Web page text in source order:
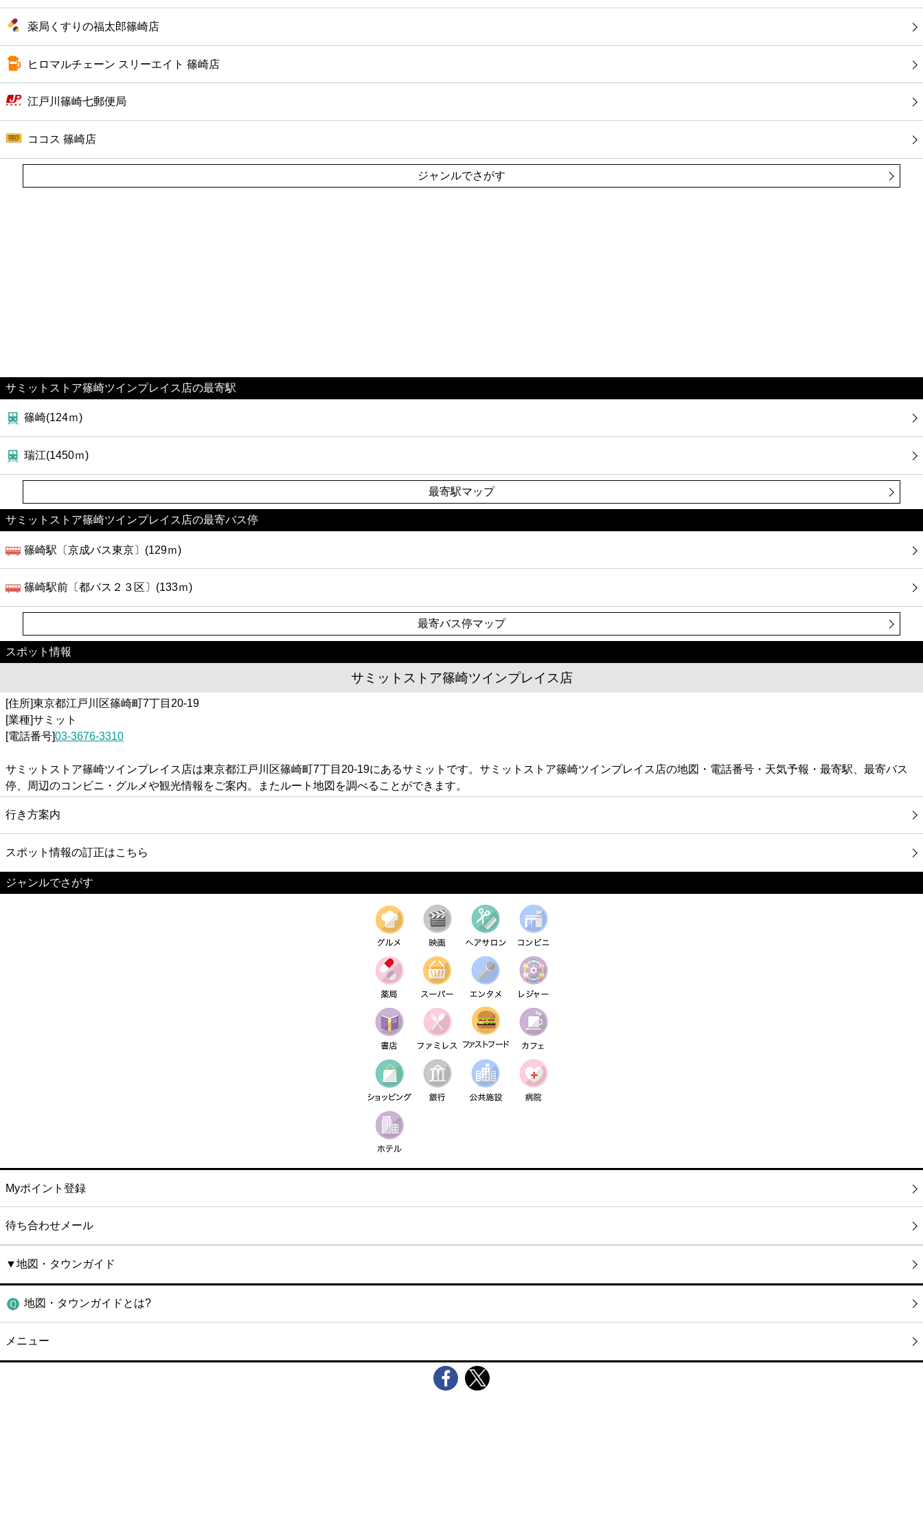
薬局くすりの福太郎篠崎店
ヒロマルチェーン スリーエイト 篠崎店
江戸川篠崎七郵便局
ココス 篠崎店
ジャンルでさがす
サミットストア篠崎ツインプレイス店の最寄駅
篠崎(124ｍ)
瑞江(1450ｍ)
最寄駅マップ
サミットストア篠崎ツインプレイス店の最寄バス停
篠崎駅〔京成バス東京〕(129ｍ)
篠崎駅前〔都バス２３区〕(133ｍ)
最寄バス停マップ
スポット情報
サミットストア篠崎ツインプレイス店
[住所]東京都江戸川区篠崎町7丁目20-19
[業種]サミット
[電話番号]03-3676-3310
サミットストア篠崎ツインプレイス店は東京都江戸川区篠崎町7丁目20-19にあるサミットです。サミットストア篠崎ツインプレイス店の地図・電話番号・天気予報・最寄駅、最寄バス
停、周辺のコンビニ・グルメや観光情報をご案内。またルート地図を調べることができます。
行き方案内
スポット情報の訂正はこちら
ジャンルでさがす
Myポイント登録
待ち合わせメール
▼地図・タウンガイド
地図・タウンガイドとは?
メニュー